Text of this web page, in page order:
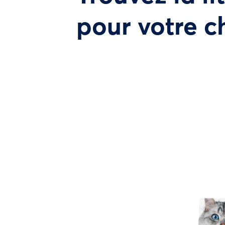
pour votre